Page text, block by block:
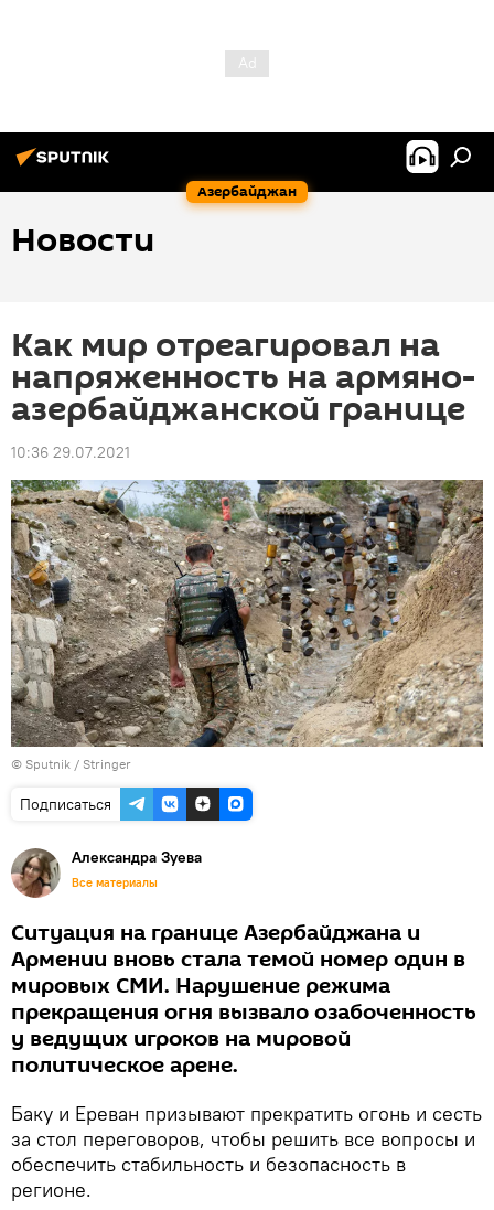
Азербайджан
Новости
Как мир отреагировал на
напряженность на армяно-
азербайджанской границе
10:36 29.07.2021
© Sputnik / Stringer
Подписаться
Александра Зуева
Все материалы
Ситуация на границе Азербайджана и
Армении вновь стала темой номер один в
мировых СМИ. Нарушение режима
прекращения огня вызвало озабоченность
у ведущих игроков на мировой
политическое арене.
Баку и Ереван призывают прекратить огонь и сесть
за стол переговоров, чтобы решить все вопросы и
обеспечить стабильность и безопасность в
регионе.